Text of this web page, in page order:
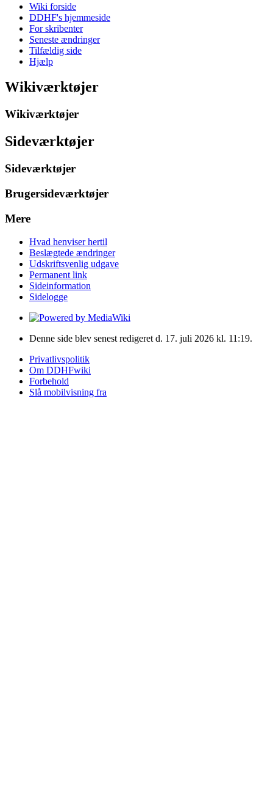
Wiki forside
DDHF's hjemmeside
For skribenter
Seneste ændringer
Tilfældig side
Hjælp
Wikiværktøjer
Wikiværktøjer
Sideværktøjer
Sideværktøjer
Brugersideværktøjer
Mere
Hvad henviser hertil
Beslægtede ændringer
Udskriftsvenlig udgave
Permanent link
Sideinformation
Sidelogge
Denne side blev senest redigeret d. 17. juli 2026 kl. 11:19.
Privatlivspolitik
Om DDHFwiki
Forbehold
Slå mobilvisning fra